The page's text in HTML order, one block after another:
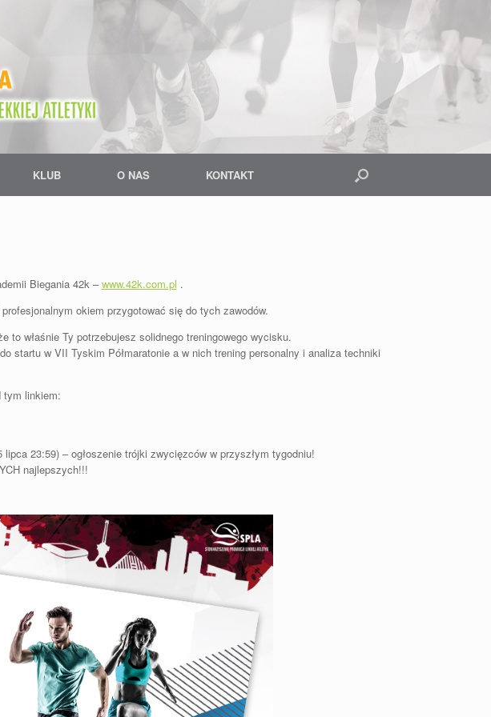
KLUB O NAS KONTAKT
Biegania 42k –www.42k.com.pl .
okiem przygotować się do tych zawodów.
to właśnie Ty potrzebujesz solidnego treningowego wycisku.
startu w VII Tyskim Półmaratonie a w nich trening personalny i analiza techniki
tym linkiem:
23:59) – ogłoszenie trójki zwycięzców w przyszłym tygodniu!
najlepszych!!!